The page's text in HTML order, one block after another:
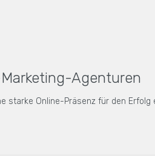
Agenturen
starke Online-Präsenz für den